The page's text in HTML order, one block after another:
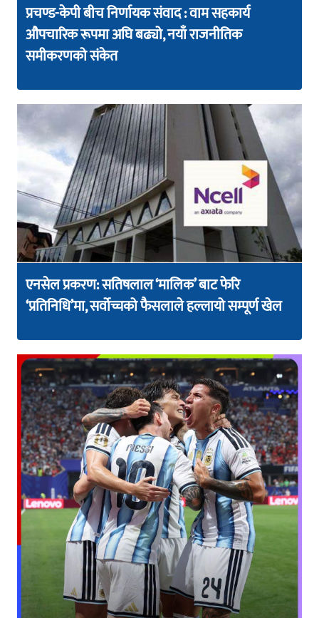
प्रचण्ड-केपी बीच निर्णायक संवाद : वाम सहकार्य
औपचारिक रूपमा अघि बढ्यो, नयाँ राजनीतिक
समीकरणको संकेत
एनसेल प्रकरण: सतिषलाल ‘मालिक’ बाट फेरि
‘प्रतिनिधि’मा, सर्वोच्चको फैसलाले हल्लायो सम्पूर्ण खेल